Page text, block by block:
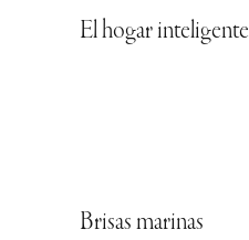
El hogar inteligente
Brisas marinas